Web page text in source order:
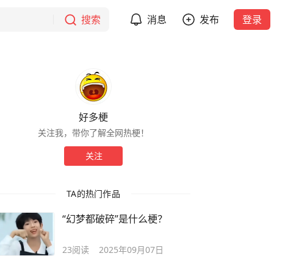
搜索 消息 发布 登录
好多梗
关注我，带你了解全网热梗！
关注
TA的热门作品
“幻梦都破碎”是什么梗？
23阅读 2025年09月07日